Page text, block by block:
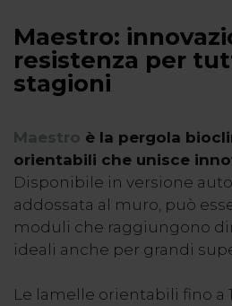
Maestro:
resistenza per
stagioni
Maestro è la pergola
orientabili che unisce
Disponibile in versione
addossata al muro, può
moduli che raggiungono
ideali anche per grandi
Le lamelle orientabili fino a